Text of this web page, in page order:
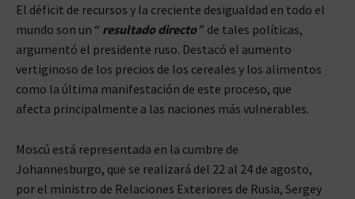
El déficit de recursos y la creciente desigualdad en todo el
mundo son un “ resultado directo” de tales políticas,
argumentó el presidente ruso. Destacó el aumento
vertiginoso de los precios de los cereales y los alimentos
como la última manifestación de este proceso, que
afecta principalmente a las naciones más vulnerables.
Moscú está representada en la cumbre de
Johannesburgo, que se realizará del 22 al 24 de agosto,
por el ministro de Relaciones Exteriores de Rusia, Sergey